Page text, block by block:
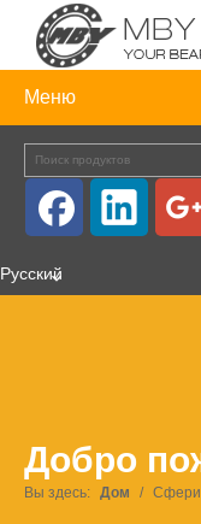
Меню
Pусский
Добро
Вы здесь: Дом /